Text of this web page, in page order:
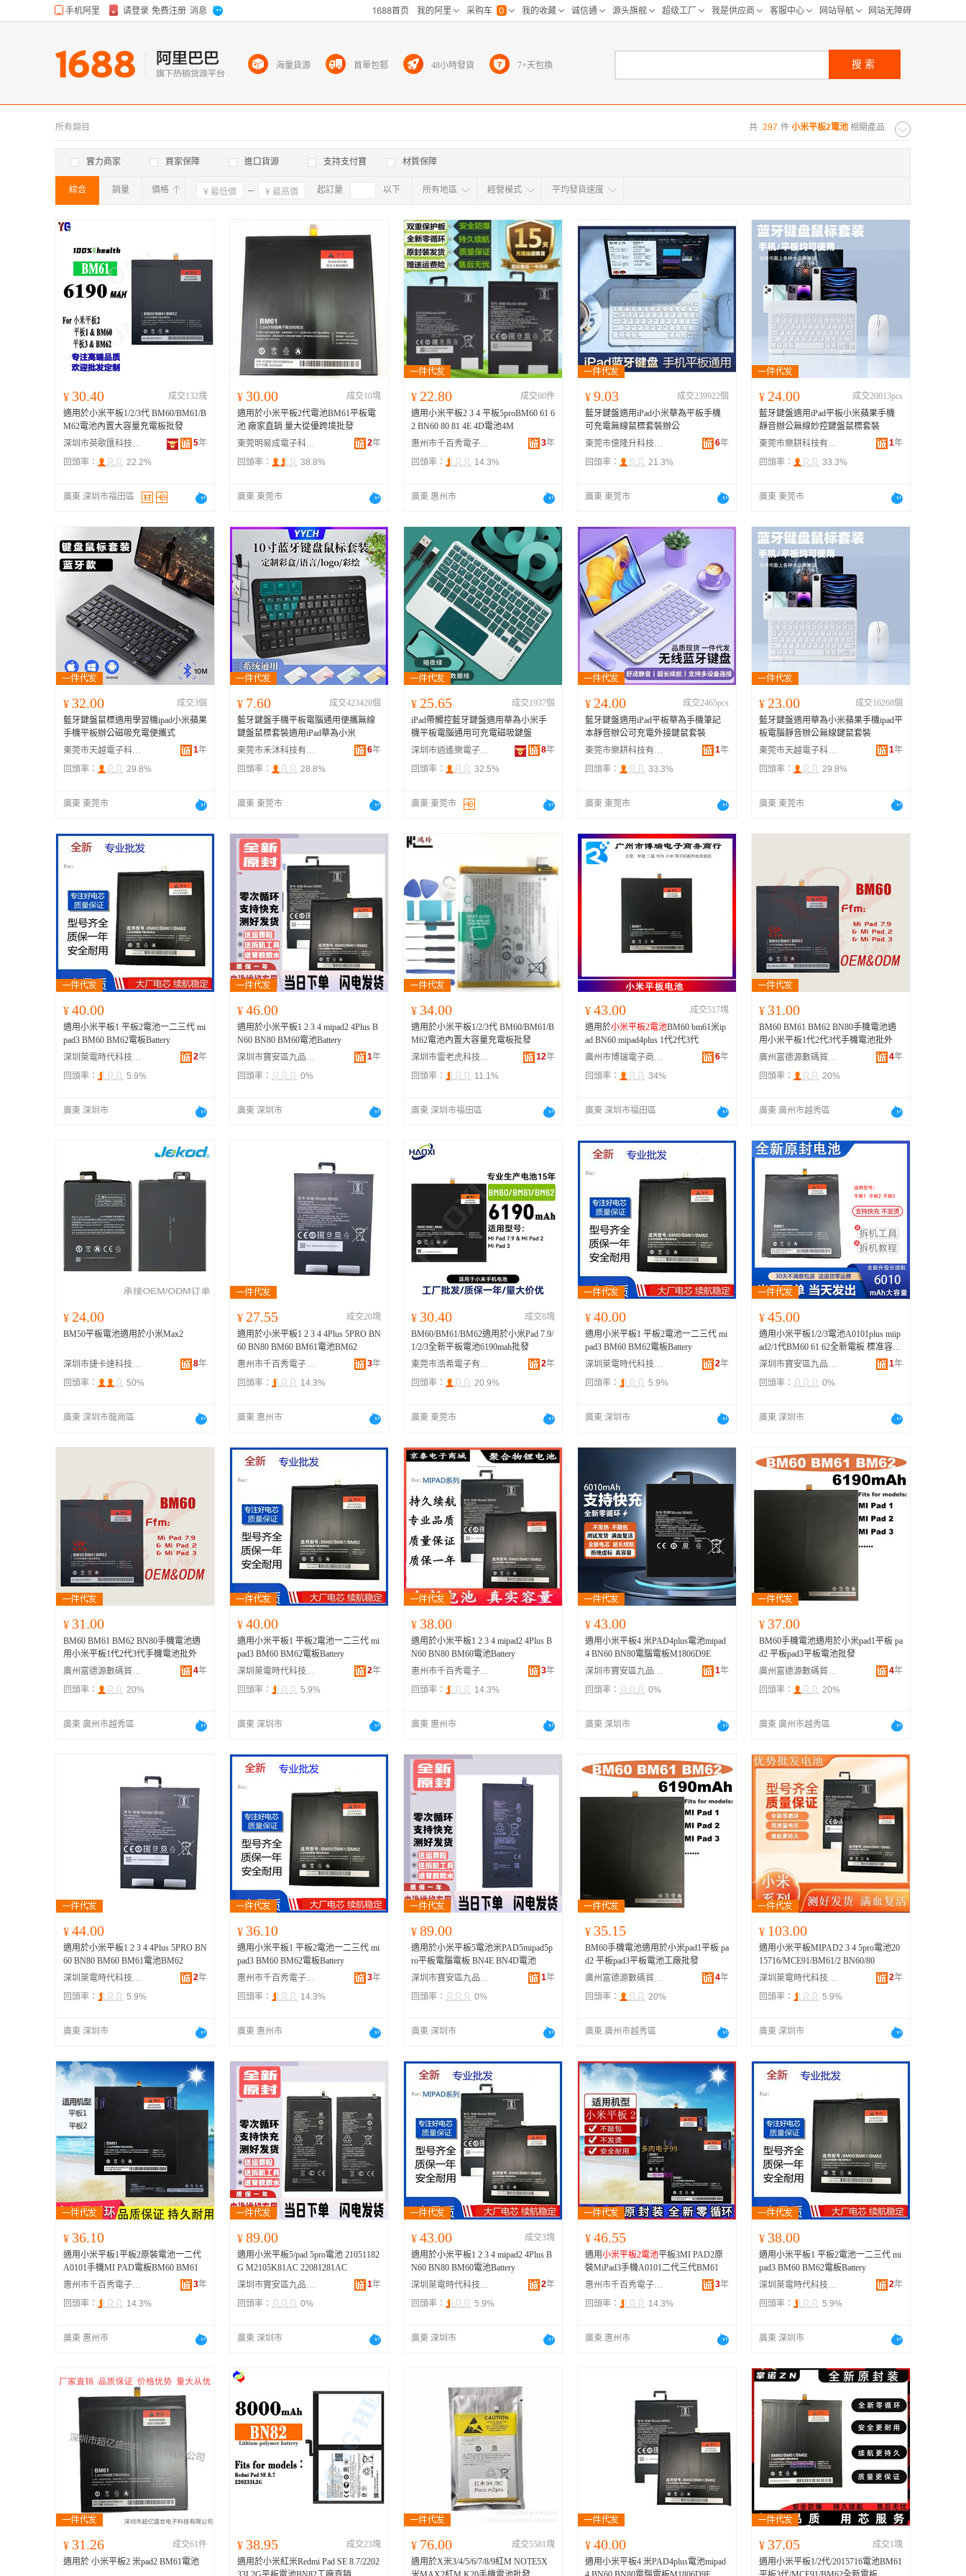
共 297 件 小米平板2電池 相關產品
所有類目
實力商家 買家保障 進口貨源 支持支付寶 材質保障
綜合 銷量 價格 確定 起訂量 以下
確定 所有地區
所有地区
江浙沪 华东区 华南区 华中区 华北区
海外 北京 天津 重庆
广东 浙江 山东 河北
河南 福建 安徽 广西
山西 内蒙古 吉林 黑龙江
青海
贵州 西藏 澳门
經營模式 平均發貨速度
¥ 30.40
成交132塊
適用於小米平板1/2/3代 BM60/BM61/B
M62電池內置大容量充電板批發
深圳市英歌匯科技有限公司
5年
回頭率：
22.2%
廣東 深圳市福田區
¥ 30.00
成交10塊
適用於小米平板2代電池BM61平板電
池 廠家直銷 量大從優跨境批發
東莞明易成電子科技有限公司
2年
回頭率：
38.8%
廣東 東莞市
¥ 22.80
成交60件
適用小米平板2 3 4 平板5proBM60 61 6
2 BN60 80 81 4E 4D電池4M
惠州市千百秀電子商務有限公司
3年
回頭率：
14.3%
廣東 惠州市
¥ 9.03
成交239922個
藍牙鍵盤適用iPad小米華為平板手機
可充電無線鼠標套裝辦公
東莞市億隆升科技有限公司
6年
回頭率：
21.3%
廣東 東莞市
¥ 24.00
成交20013pcs
藍牙鍵盤適用iPad平板小米蘋果手機
靜音辦公無線妙控鍵盤鼠標套裝
東莞市樂耕科技有限公司
1年
回頭率：
33.3%
廣東 東莞市
¥ 32.00
成交3個
藍牙鍵盤鼠標適用學習機ipad小米蘋果
手機平板辦公磁吸充電便攜式
東莞市天越電子科技有限公司
1年
回頭率：
29.8%
廣東 東莞市
¥ 7.60
成交423428個
藍牙鍵盤手機平板電腦通用便攜無線
鍵盤鼠標套裝適用iPad華為小米
東莞市禾沐科技有限公司
6年
回頭率：
28.8%
廣東 東莞市
¥ 25.65
成交1937個
iPad帶觸控藍牙鍵盤適用華為小米手
機平板電腦通用可充電磁吸鍵盤
深圳市逍遙樂電子有限公司
8年
回頭率：
32.5%
廣東 東莞市
¥ 24.00
成交2465pcs
藍牙鍵盤適用iPad平板華為手機筆記
本靜音辦公可充電外接鍵鼠套裝
東莞市樂耕科技有限公司
1年
回頭率：
33.3%
廣東 東莞市
¥ 23.00
成交16268個
藍牙鍵盤適用華為小米蘋果手機ipad平
板電腦靜音辦公無線鍵鼠套裝
東莞市天越電子科技有限公司
1年
回頭率：
29.8%
廣東 東莞市
¥ 40.00
適用小米平板1 平板2電池一二三代 mi
pad3 BM60 BM62電板Battery
深圳萊電時代科技有限公司
2年
回頭率：
5.9%
廣東 深圳市
¥ 46.00
適用於小米平板1 2 3 4 mipad2 4Plus B
N60 BN80 BM60電池Battery
深圳市寶安區九品電滴貿易商行
1年
回頭率：
0%
廣東 深圳市
¥ 34.00
適用於小米平板1/2/3代 BM60/BM61/B
M62電池內置大容量充電板批發
深圳市雷老虎科技有限公司
12年
回頭率：
11.1%
廣東 深圳市福田區
¥ 43.00
成交517塊
適用於小米平板2電池BM60 bm61米ip
ad BN60 mipad4plus 1代2代3代
廣州市博瑞電子商務商行
6年
回頭率：
34%
廣東 深圳市福田區
¥ 31.00
BM60 BM61 BM62 BN80手機電池適
用小米平板1代2代3代手機電池批外
廣州富德源數碼貿易商行
4年
回頭率：
20%
廣東 廣州市越秀區
¥ 24.00
BM50平板電池適用於小米Max2
深圳市捷卡達科技有限公司 8年
回頭率：
50%
廣東 深圳市龍崗區
¥ 27.55
成交20塊
適用於小米平板1 2 3 4 4Plus 5PRO BN
60 BN80 BM60 BM61電池BM62
惠州市千百秀電子商務有限公司
3年
回頭率：
14.3%
廣東 惠州市
¥ 30.40
成交8塊
BM60/BM61/BM62適用於小米Pad 7.9/
1/2/3全新平板電池6190mah批發
東莞市浩希電子有限公司
2年
回頭率：
20.9%
廣東 東莞市
¥ 40.00
適用小米平板1 平板2電池一二三代 mi
pad3 BM60 BM62電板Battery
深圳萊電時代科技有限公司
2年
回頭率：
5.9%
廣東 深圳市
¥ 45.00
適用小米平板1/2/3電池A0101plus miip
ad2/1代BM60 61 62全新電板 標准容量
適用於小米平板1電池,BM60、適用於
小米平板1電池+工具,BM60、適用於
小米平板2電池,BM61、適用於
板3電池,BM62、適用於小米平板3電
深圳市寶安區九品電滴貿易商行 1年
回頭率：
0%
廣東 深圳市
¥ 31.00
BM60 BM61 BM62 BN80手機電池適
用小米平板1代2代3代手機電池批外
廣州富德源數碼貿易商行
4年
回頭率：
20%
廣東 廣州市越秀區
¥ 40.00
適用小米平板1 平板2電池一二三代 mi
pad3 BM60 BM62電板Battery
深圳萊電時代科技有限公司
2年
回頭率：
5.9%
廣東 深圳市
¥ 38.00
適用於小米平板1 2 3 4 mipad2 4Plus B
N60 BN80 BM60電池Battery
惠州市千百秀電子商務有限公司
3年
回頭率：
14.3%
廣東 惠州市
¥ 43.00
適用小米平板4 米PAD4plus電池mipad
4 BN60 BN80電腦電板M1806D9E
深圳市寶安區九品電滴貿易商行
1年
回頭率：
0%
廣東 深圳市
¥ 37.00
BM60手機電池適用於小米pad1平板 pa
d2 平板pad3平板電池批發
廣州富德源數碼貿易商行
4年
回頭率：
20%
廣東 廣州市越秀區
¥ 44.00
適用於小米平板1 2 3 4 4Plus 5PRO BN
60 BN80 BM60 BM61電池BM62
深圳萊電時代科技有限公司
2年
回頭率：
5.9%
廣東 深圳市
¥ 36.10
適用小米平板1 平板2電池一二三代 mi
pad3 BM60 BM62電板Battery
惠州市千百秀電子商務有限公司
3年
回頭率：
14.3%
廣東 惠州市
¥ 89.00
適用於小米平板5電池米PAD5mipad5p
ro平板電腦電板 BN4E BN4D電池
深圳市寶安區九品電滴貿易商行
1年
回頭率：
0%
廣東 深圳市
¥ 35.15
BM60手機電池適用於小米pad1平板 pa
d2 平板pad3平板電池工廠批發
廣州富德源數碼貿易商行
4年
回頭率：
20%
廣東 廣州市越秀區
¥ 103.00
適用小米平板MIPAD2 3 4 5pro電池20
15716/MCE91/BM61/2 BN60/80
深圳萊電時代科技有限公司
2年
回頭率：
5.9%
廣東 深圳市
¥ 36.10
適用小米平板1平板2原裝電池一二代
A0101手機MI PAD電板BM60 BM61
惠州市千百秀電子商務有限公司
3年
回頭率：
14.3%
廣東 惠州市
¥ 89.00
適用小米平板5/pad 5pro電池 21051182
G M2105K81AC 22081281AC
深圳市寶安區九品電滴貿易商行
1年
回頭率：
0%
廣東 深圳市
¥ 43.00
成交3塊
適用於小米平板1 2 3 4 mipad2 4Plus B
N60 BN80 BM60電池Battery
深圳萊電時代科技有限公司
2年
回頭率：
5.9%
廣東 深圳市
¥ 46.55
適用小米平板2電池平板3MI PAD2原
裝MiPad3手機A0101二代三代BM61
惠州市千百秀電子商務有限公司
3年
回頭率：
14.3%
廣東 惠州市
¥ 38.00
適用小米平板1 平板2電池一二三代 mi
pad3 BM60 BM62電板Battery
深圳萊電時代科技有限公司
2年
回頭率：
5.9%
廣東 深圳市
¥ 31.26
成交61件
適用於 小米平板2 米pad2 BM61電池
¥ 38.95
成交23塊
適用於小米紅米Redmi Pad SE 8.7/2202
¥ 76.00
成交5581塊
適用於X米3/4/5/6/7/8/9紅M NOTE5X
¥ 40.00
適用小米平板4 米PAD4plus電池mipad
¥ 37.05
成交1塊
適用小米平板1/2代/2015716電池BM61
海量貨源 首單包郵 48小時發貨 7+天包換 搜索